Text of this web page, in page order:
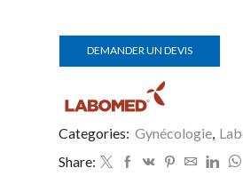
DEMANDER UN DEVIS
Categories: Gynécologie,
Share: